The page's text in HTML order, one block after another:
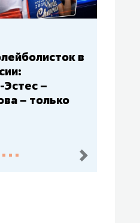
КХЛ: СКА
«Ак
«Салават
след.